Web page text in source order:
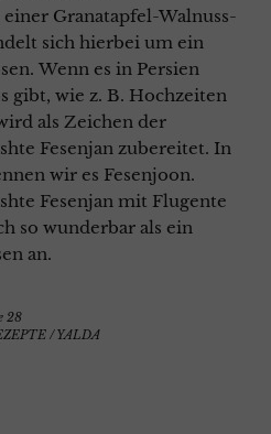
Granatapfel-Walnuss-
sich hierbei um ein
Wenn es in Persien
gibt, wie z. B. Hochzeiten
als Zeichen der
Fesenjan zubereitet. In
wir es Fesenjoon.
Fesenjan mit Flugente
so wunderbar als ein
an.
28
/YALDA